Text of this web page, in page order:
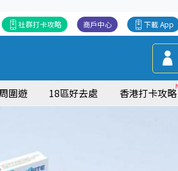
下載 App
商戶中心
社群打卡攻略
圍遊 18區好去處 香港打卡攻略